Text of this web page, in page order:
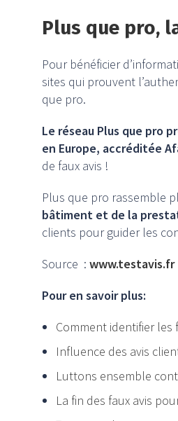
Plus que pro,
Pour bénéficier
sites qui prouvent
que pro.
Le réseau Plus que pro
en Europe, accréditée
de faux avis !
Plus que pro rassemble
bâtiment et de la
clients pour guider les
Source : www.testavis.fr
Pour en savoir plus:
Comment identifier les
Influence des avis
Luttons ensemble
La fin des faux avis